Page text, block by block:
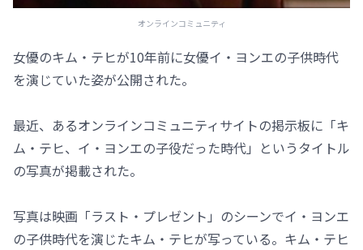
オンラインコミュニティ
女優のキム・テヒが10年前に女優イ・ヨンエの子供時代
を演じていた姿が公開された。
最近、あるオンラインコミュニティサイトの掲示板に「キ
ム・テヒ、イ・ヨンエの子役だった時代」というタイトル
の写真が掲載された。
写真は映画「ラスト・プレゼント」のシーンでイ・ヨンエ
の子供時代を演じたキム・テヒが写っている。キム・テヒ